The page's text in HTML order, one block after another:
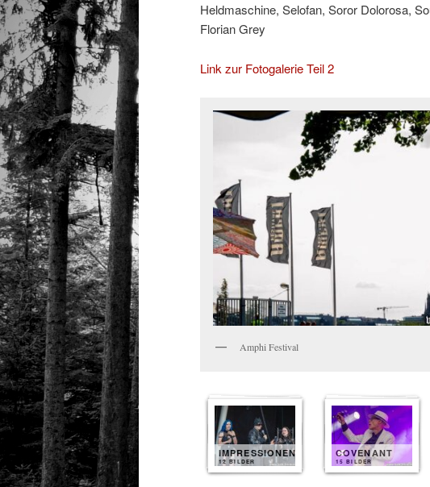
Heldmaschine, Selofan, Soror Dolorosa,
Florian Grey
Link zur Fotogalerie Teil 2
Amphi Festival
IMPRESSIONEN
12 BILDER
COVENANT
15 BILDER